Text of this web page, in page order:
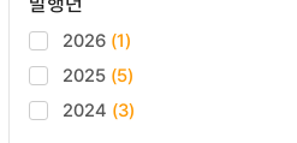
2026 (1)
2025 (5)
2024 (3)